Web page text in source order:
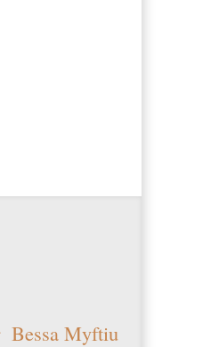
Bessa Myftiu